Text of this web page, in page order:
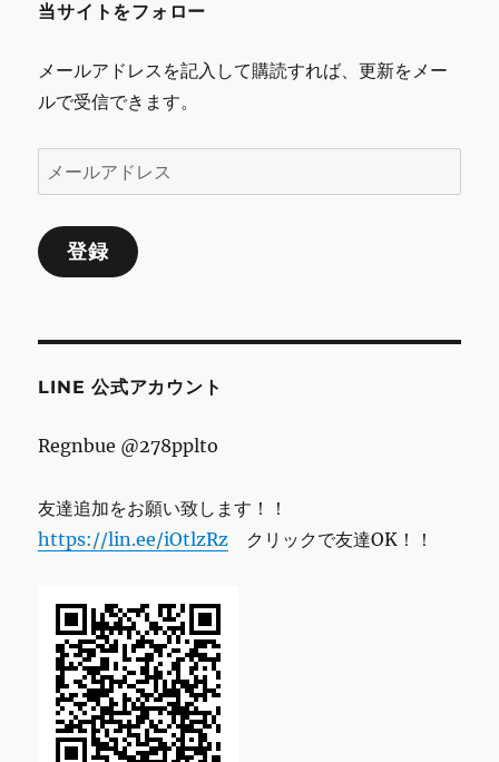
当サイトをフォロー
メールアドレスを記入して購読すれば、更新をメー
ルで受信できます。
ー
ル
ア
ス
登録
LINE 公式アカウント
Regnbue @278pplto
友達追加をお願い致します！！
https://lin.ee/iOtlzRz クリックで友達OK！！